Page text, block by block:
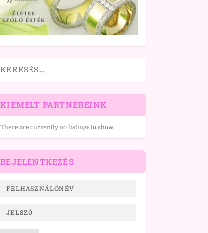
KIEMELT PARTNEREINK
There are currently no listings to show.
BEJELENTKEZÉS